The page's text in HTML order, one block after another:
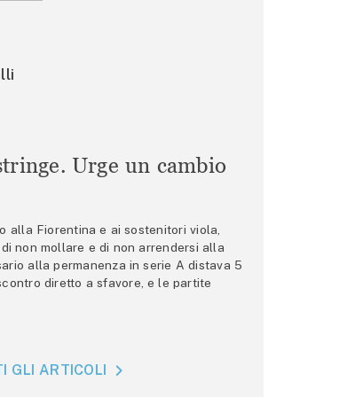
Urge un cambio
alla Fiorentina e ai sostenitori viola,
non mollare e di non arrendersi alla
alla permanenza in serie A distava 5
diretto a sfavore, e le partite
GLI ARTICOLI